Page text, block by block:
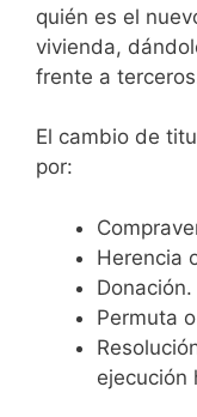
quién es el
vivienda,
frente a
El cambio de
por:
Herencia
Donación.
Permuta
ejecución